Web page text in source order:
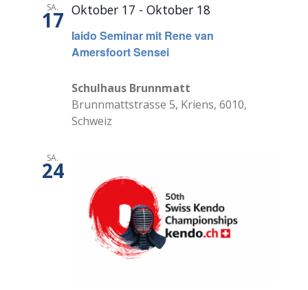
SA.
17
Iaido Seminar mit Rene van
Amersfoort Sensei
Oktober 17 - Oktober 18
Schulhaus Brunnmatt
Brunnmattstrasse 5, Kriens, 6010,
Schweiz
SA.
24